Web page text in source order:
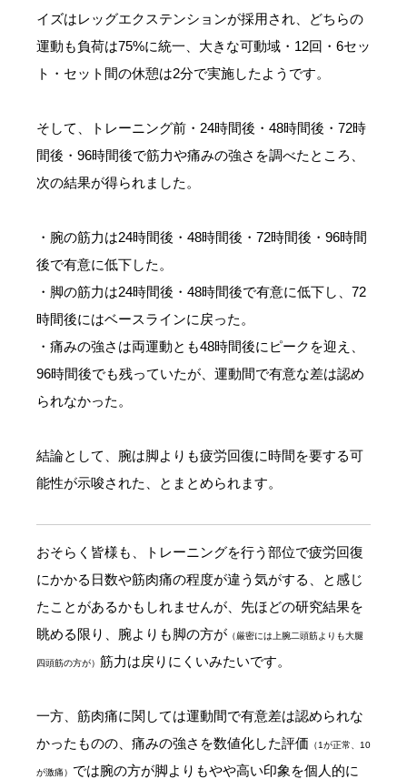
イズはレッグエクステンションが採用され、どちらの
運動も負荷は75%に統一、大きな可動域・12回・6セッ
ト・セット間の休憩は2分で実施したようです。
そして、トレーニング前・24時間後・48時間後・72時
間後・96時間後で筋力や痛みの強さを調べたところ、
次の結果が得られました。
・腕の筋力は24時間後・48時間後・72時間後・96時間
後で有意に低下した。
・脚の筋力は24時間後・48時間後で有意に低下し、72
時間後にはベースラインに戻った。
・痛みの強さは両運動とも48時間後にピークを迎え、
96時間後でも残っていたが、運動間で有意な差は認め
られなかった。
結論として、腕は脚よりも疲労回復に時間を要する可
能性が示唆された、とまとめられます。
おそらく皆様も、トレーニングを行う部位で疲労回復
にかかる日数や筋肉痛の程度が違う気がする、と感じ
たことがあるかもしれませんが、先ほどの研究結果を
眺める限り、腕よりも脚の方が （厳密には上腕二頭筋よりも大腿
四頭筋の方が） 筋力は戻りにくいみたいです。
一方、筋肉痛に関しては運動間で有意差は認められな
かったものの、痛みの強さを数値化した評価 （1が正常、10
が激痛） では腕の方が脚よりもやや高い印象を個人的に